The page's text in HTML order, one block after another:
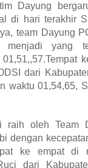
Dayung
di hari terakhir
team Dayung
menjadi yang
dari
waktu 01,54,65,
raih oleh Team
dengan
ke empat di
dari